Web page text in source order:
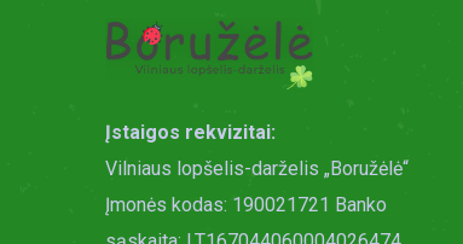
Įstaigos rekvizitai:
Vilniaus lopšelis-darželis „Boružėlė“
Įmonės kodas: 190021721 Banko